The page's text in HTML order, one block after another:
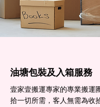
油塘包裝及入箱服務
壹家壹搬運專家的專業搬運
拾一切所需，客人無需為收